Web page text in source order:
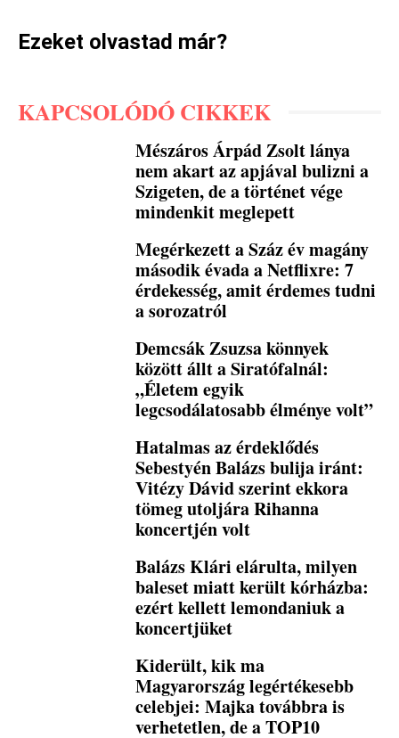
Ezeket olvastad már?
KAPCSOLÓDÓ CIKKEK
Mészáros Árpád Zsolt lánya
nem akart az apjával bulizni a
Szigeten, de a történet vége
mindenkit meglepett
Megérkezett a Száz év magány
második évada a Netflixre: 7
érdekesség, amit érdemes tudni
a sorozatról
Demcsák Zsuzsa könnyek
között állt a Siratófalnál:
„Életem egyik
legcsodálatosabb élménye volt”
Hatalmas az érdeklődés
Sebestyén Balázs bulija iránt:
Vitézy Dávid szerint ekkora
tömeg utoljára Rihanna
koncertjén volt
Balázs Klári elárulta, milyen
baleset miatt került kórházba:
ezért kellett lemondaniuk a
koncertjüket
Kiderült, kik ma
Magyarország legértékesebb
celebjei: Majka továbbra is
verhetetlen, de a TOP10